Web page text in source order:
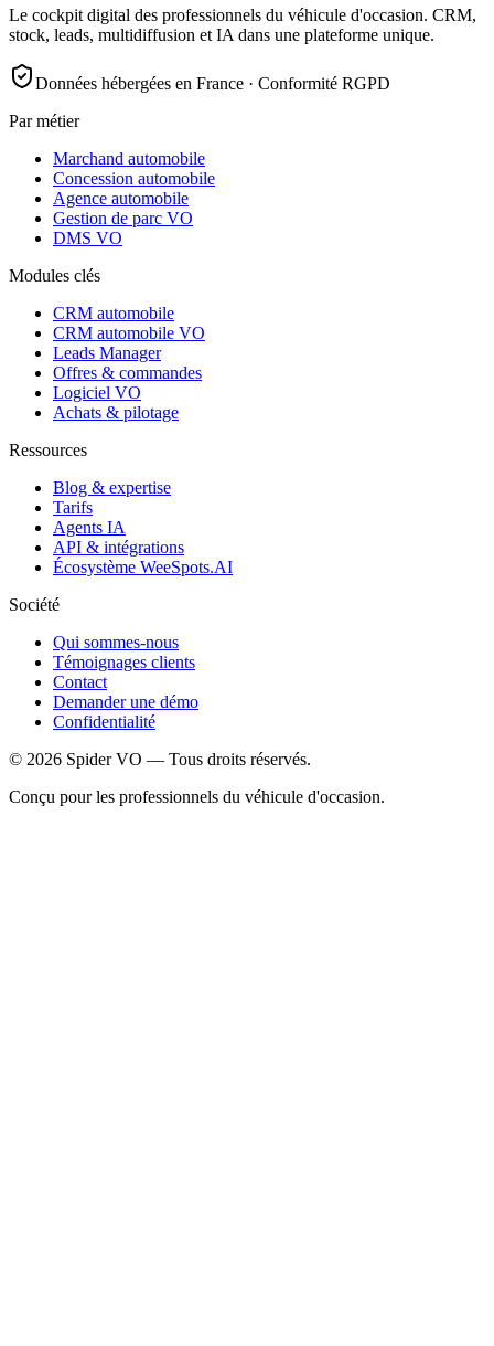
Le cockpit digital des professionnels du véhicule d'occasion. CRM,
stock, leads, multidiffusion et IA dans une plateforme unique.
Données hébergées en France · Conformité RGPD
Par métier
Marchand automobile
Concession automobile
Agence automobile
Gestion de parc VO
DMS VO
Modules clés
CRM automobile
CRM automobile VO
Leads Manager
Offres & commandes
Logiciel VO
Achats & pilotage
Ressources
Blog & expertise
Tarifs
Agents IA
API & intégrations
Écosystème WeeSpots.AI
Société
Qui sommes-nous
Témoignages clients
Contact
Demander une démo
Confidentialité
© 2026 Spider VO — Tous droits réservés.
Conçu pour les professionnels du véhicule d'occasion.